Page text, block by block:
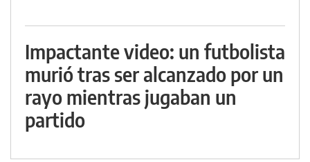
Impactante video: un futbolista
murió tras ser alcanzado por un
rayo mientras jugaban un
partido